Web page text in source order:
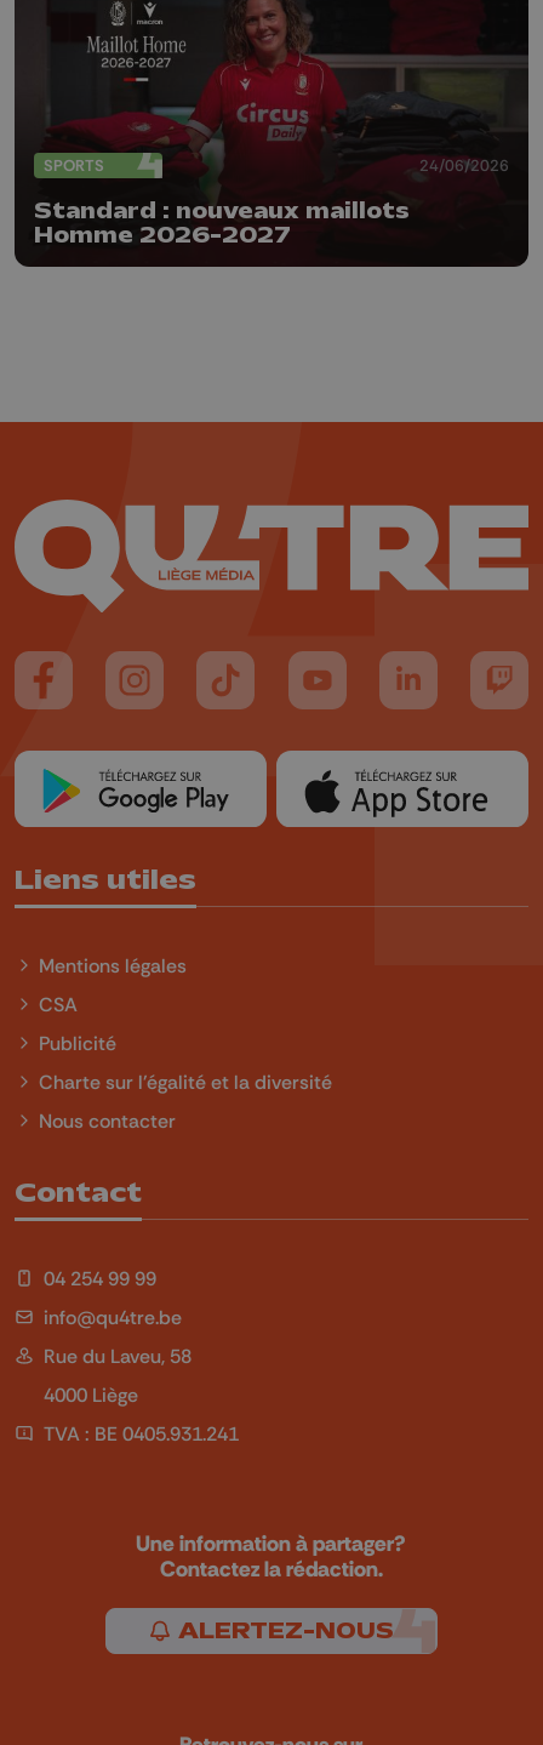
SPORTS 24/06/2026
Standard : nouveaux maillots
Homme 2026-2027
Suivez-nous sur FaceBook
Suivez-nous sur Instagram
Suivez-nous sur TikTok
Suivez-nous sur YouTube
Suivez-nous
Liens utiles
Mentions légales
CSA
Publicité
Charte sur l'égalité et la diversité
Nous contacter
Contact
04 254 99 99
info@qu4tre.be
Rue du Laveu, 58
4000 Liège
TVA : BE 0405.931.241
Une information à partager?
Contactez la rédaction.
ALERTEZ-NOUS